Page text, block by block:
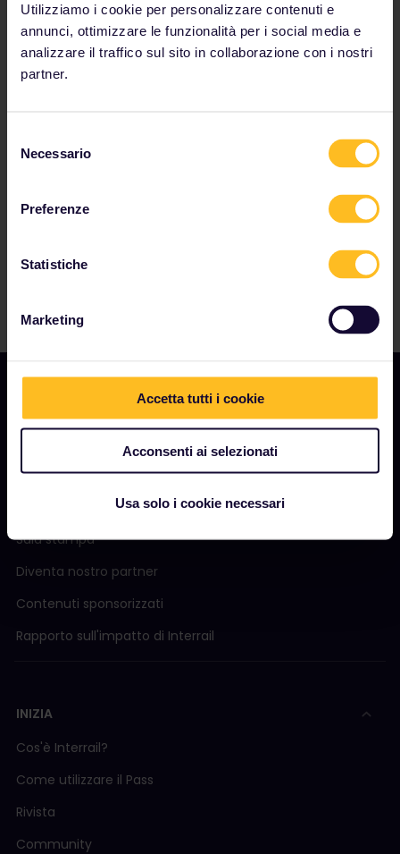
Utilizziamo i cookie per personalizzare contenuti e
annunci, ottimizzare le funzionalità per i social media e
analizzare il traffico sul sito in collaborazione con i nostri
partner.
delNecessario
Preferenze
Statistiche
Marketing
Accetta tutti i cookie
Acconsenti ai selezionati
Usa solo i cookie necessari
Ottieni sconti con il tuo Pass
Chi siamo
Opportunità di lavoro
Sala stampa
Diventa nostro partner
Contenuti sponsorizzati
Rapporto sull'impatto di Interrail
INIZIA
Cos'è Interrail?
Come utilizzare il Pass
Rivista
Community